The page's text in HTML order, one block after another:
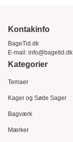
Kontakinfo
BageTid.dk
E-mail: info@bagetid.dk
Kategorier
Temaer
Kager og Søde Sager
Bagværk
Mærker